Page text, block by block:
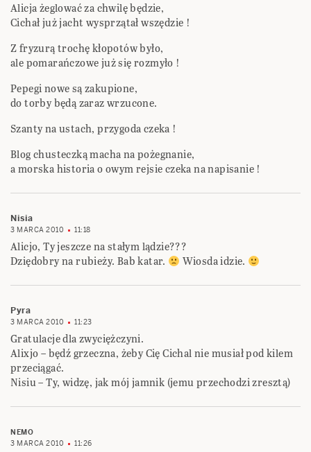
Alicja żeglować za chwilę będzie,
Cichał już jacht wysprzątał wszędzie !
Z fryzurą trochę kłopotów było,
ale pomarańczowe już się rozmyło !
Pepegi nowe są zakupione,
do torby będą zaraz wrzucone.
Szanty na ustach, przygoda czeka !
Blog chusteczką macha na pożegnanie,
a morska historia o owym rejsie czeka na napisanie !
Nisia
3 MARCA 2010 11:18
Alicjo, Ty jeszcze na stałym lądzie???
Dziędobry na rubieży. Bab katar.
Wiosda idzie.
Pyra
3 MARCA 2010 11:23
Gratulacje dla zwyciężczyni.
Alixjo – będź grzeczna, żeby Cię Cichal nie musiał pod kilem
przeciągać.
Nisiu – Ty, widzę, jak mój jamnik (jemu przechodzi zresztą)
NEMO
3 MARCA 2010
11:26